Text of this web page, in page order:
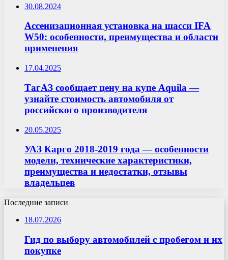
30.08.2024
Ассенизационная установка на шасси IFA
W50: особенности, преимущества и области
применения
17.04.2025
ТагАЗ сообщает цену на купе Aquila —
узнайте стоимость автомобиля от
российского производителя
20.05.2025
УАЗ Карго 2018-2019 года — особенности
модели, технические характеристики,
преимущества и недостатки, отзывы
владельцев
Последние записи
18.07.2026
Гид по выбору автомобилей с пробегом и их
покупке